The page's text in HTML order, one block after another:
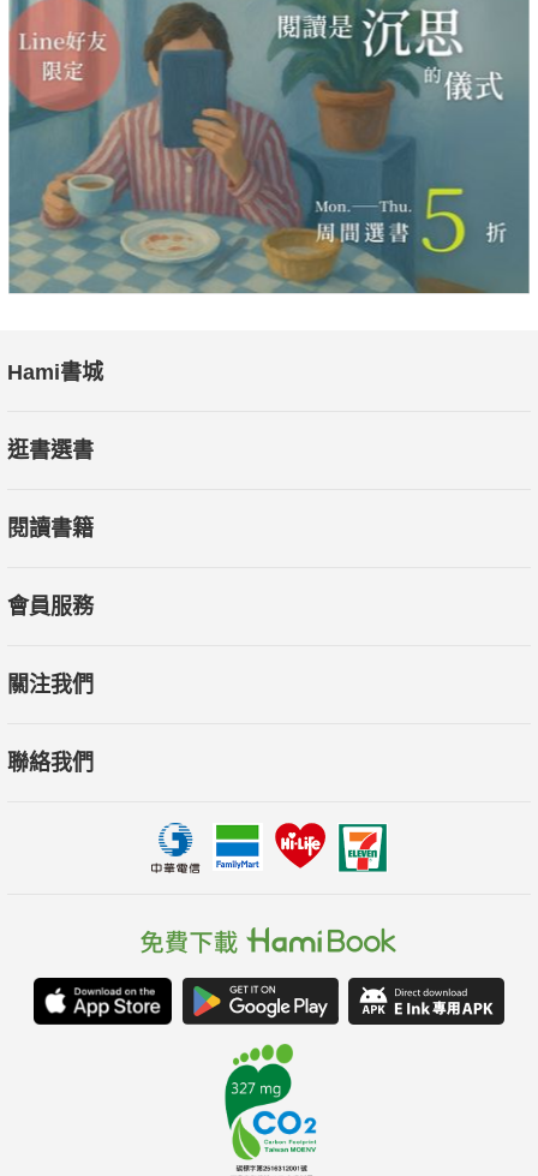
★附寫作指導，簡單輕鬆的引導，讓小朋友嘗試提筆寫作。
Hami書城
逛書選書
閱讀書籍
會員服務
關注我們
聯絡我們